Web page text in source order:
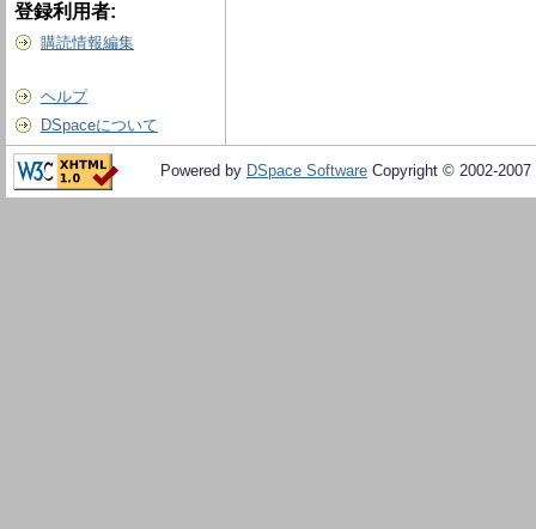
登録利用者:
購読情報編集
ヘルプ
DSpaceについて
Powered by DSpace Software Copyright © 2002-2007